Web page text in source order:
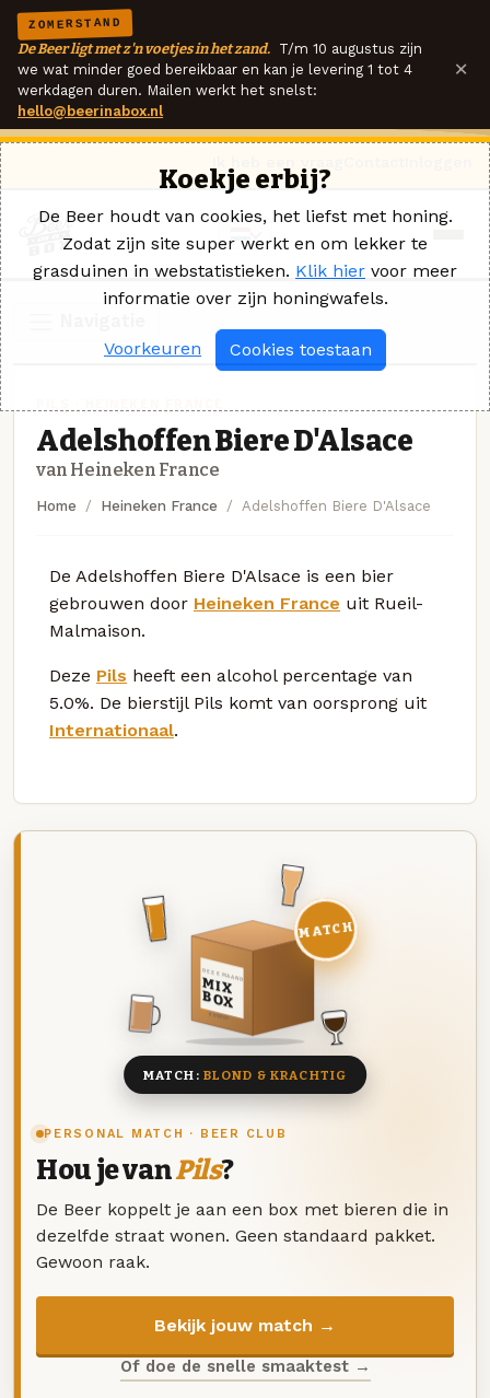
ZOMERSTAND
De Beer ligt met z'n voetjes in het zand. T/m 10 augustus zijn
we wat minder goed bereikbaar en kan je levering 1 tot 4
werkdagen duren. Mailen werkt het snelst:
hello@beerinabox.nl
×
Adelshoffen Biere D'Alsace
van Heineken France
Home Heineken France Adelshoffen Biere D'Alsace
De Adelshoffen Biere D'Alsace is een bier
gebrouwen door Heineken France uit Rueil-
Malmaison.
Deze Pils heeft een alcohol percentage van
5.0%. De bierstijl Pils komt van oorsprong uit
Internationaal.
PERSONAL MATCH · BEER CLUB
Hou je vanPils?
De Beer koppelt je aan een box met bieren die in
dezelfde straat wonen. Geen standaard pakket.
Gewoon raak.
Bekijk jouw match →
Of doe de snelle smaaktest →
DEZE MAAND
MIX
BOX
8 BIEREN
MATCH
MATCH: BLOND & KRACHTIG
Koekje erbij?
De Beer houdt van cookies, het liefst met honing.
Zodat zijn site super werkt en om lekker te
grasduinen in webstatistieken. Klik hier voor meer
informatie over zijn honingwafels.
Voorkeuren Cookies toestaan